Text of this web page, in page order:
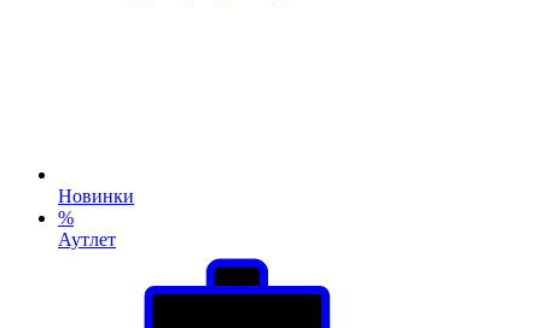
Новинки
%
Аутлет